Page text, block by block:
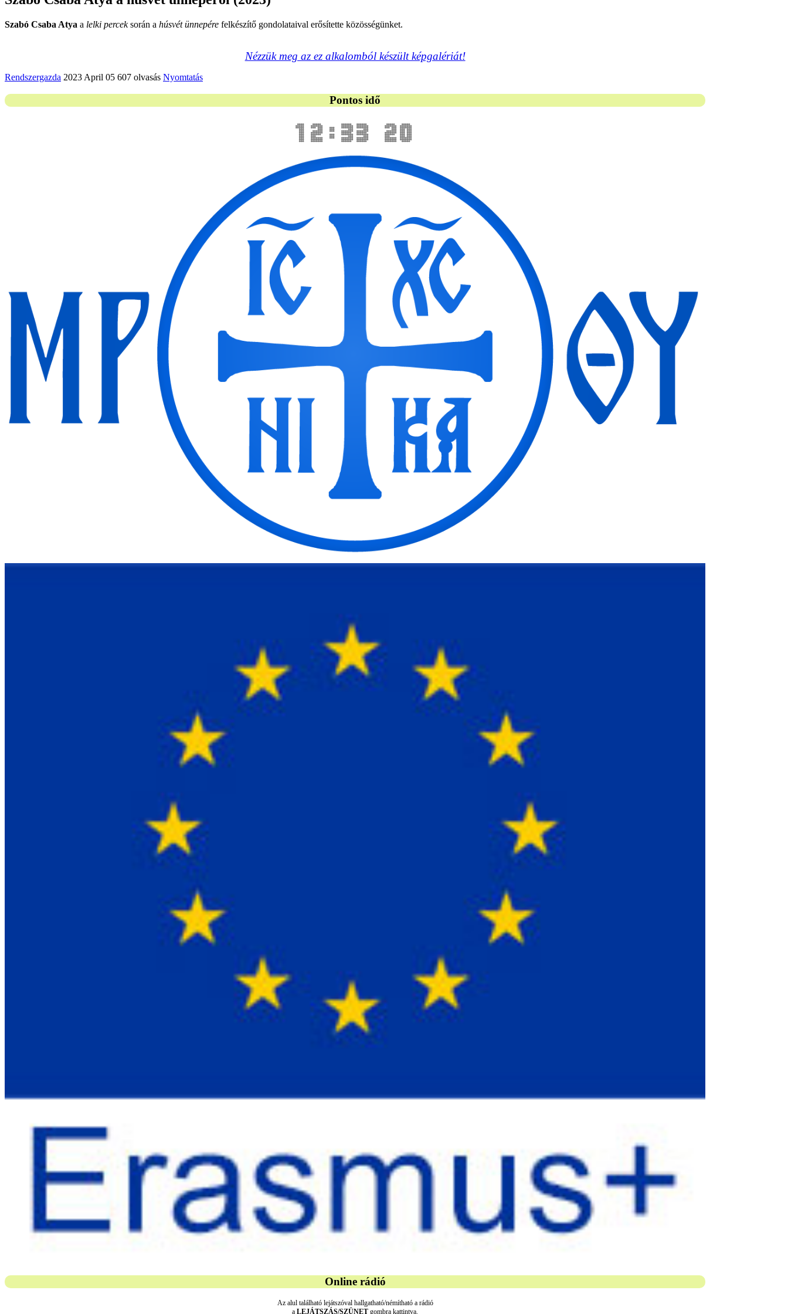
Szabó Csaba Atya a lelki perceksorán a húsvét ünnepére felkészítő gondolataival erősítette közösségünket.
Nézzük meg az ez alkalomból készült képgalériát!
Rendszergazda 2023 April 05 607 olvasás Nyomtatás
Pontos idő
12:33 21
Online rádió
Az alul található lejátszóval hallgatható/némítható a rádió
aLEJÁTSZÁS/SZÜNET gombra kattintva.